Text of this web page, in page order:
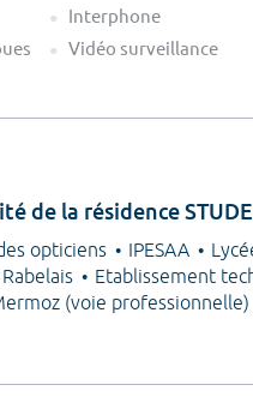
Interphone
Vidéo surveillance
de la résidence
opticiens IPESAA
Etablissement
(voie professionnelle)